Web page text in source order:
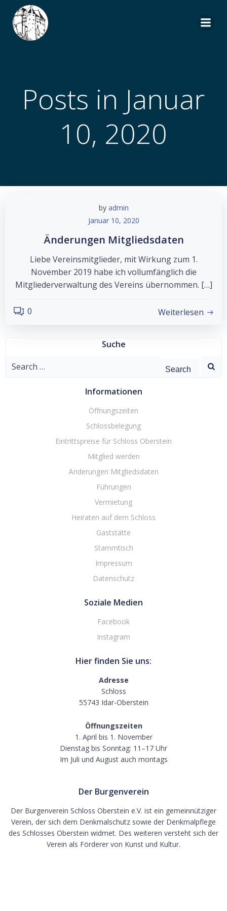
Posts in Januar
10, 2020
by admin
Januar 10, 2020
Änderungen Mitgliedsdaten
Liebe Vereinsmitglieder, mit Wirkung zum 1.
November 2019 habe ich vollumfänglich die
Mitgliederverwaltung des Vereins übernommen. […]
0 Weiterlesen
Suche
Search
Informationen
Öffnungszeiten
Schlossbelegung
Eintrittspreise für Schloss Oberstein
Mitglied werden
Änderungen Mitgliedsdaten
Führungen
Vermietung
Heiraten auf dem Schloss
Gaststätte
Stammtisch
Impressum
Datenschutz
Soziale Medien
Facebook
Instagram
Hier finden Sie uns:
Adresse
Schloss
55743 Idar-Oberstein
Öffnungszeiten
1. April bis 1. November
Dienstag bis Sonntag: 11–17 Uhr
Im Juli und August auch montags
Der Burgenverein
Der Burgenverein Schloss Oberstein e.V. ist ein gemeinnütziger
Verein, der sich dem Denkmalschutz sowie der Denkmalpflege
des Schlosses Oberstein widmet. Des weiteren versteht sich der
Verein als Förderer von Kunst und Kultur.